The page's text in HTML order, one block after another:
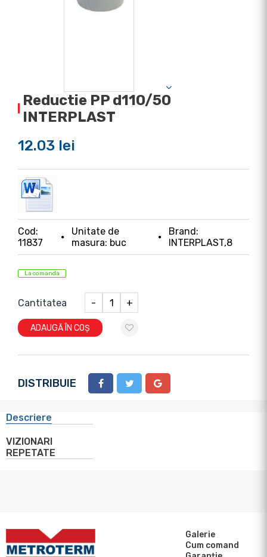
Reductie PP d110/50
INTERPLAST
12.03 lei
Cod:
11837
Unitate de
masura: buc
Brand:
INTERPLAST,8
La comanda
Cantitatea - +
ADAUGĂ ÎN COȘ
DISTRIBUIE
Descriere
VIZIONARI
REPETATE
Galerie
Cum comand